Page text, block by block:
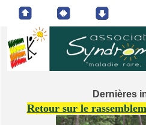
Dernières
Retour sur le